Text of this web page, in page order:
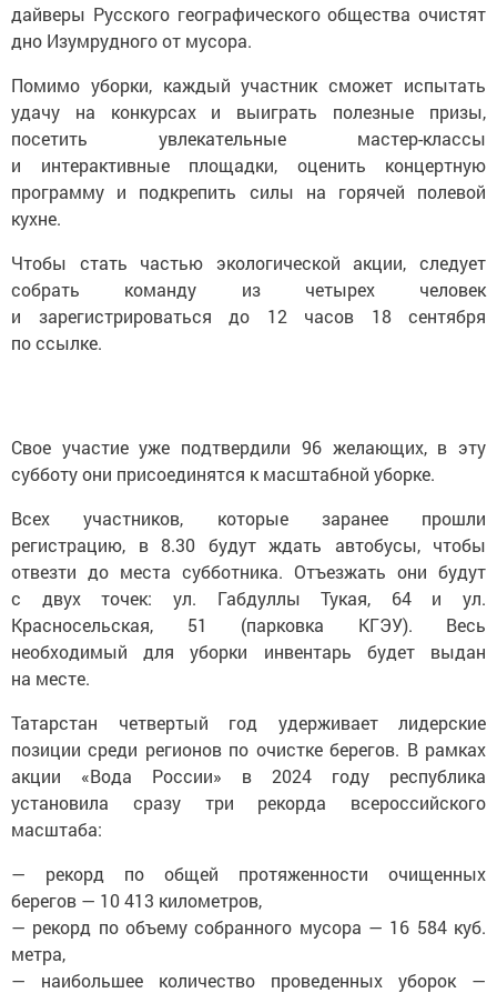
дайверы Русского географического общества очистят
дно Изумрудного от мусора.
Помимо уборки, каждый участник сможет испытать
удачу на конкурсах и выиграть полезные призы,
посетить увлекательные мастер-классы
и интерактивные площадки, оценить концертную
программу и подкрепить силы на горячей полевой
кухне.
Чтобы стать частью экологической акции, следует
собрать команду из четырех человек
и зарегистрироваться до 12 часов 18 сентября
по ссылке.
Свое участие уже подтвердили 96 желающих, в эту
субботу они присоединятся к масштабной уборке.
Всех участников, которые заранее прошли
регистрацию, в 8.30 будут ждать автобусы, чтобы
отвезти до места субботника. Отъезжать они будут
с двух точек: ул. Габдуллы Тукая, 64 и ул.
Красносельская, 51 (парковка КГЭУ). Весь
необходимый для уборки инвентарь будет выдан
на месте.
Татарстан четвертый год удерживает лидерские
позиции среди регионов по очистке берегов. В рамках
акции «Вода России» в 2024 году республика
установила сразу три рекорда всероссийского
масштаба:
— рекорд по общей протяженности очищенных
берегов — 10 413 километров,
— рекорд по объему собранного мусора — 16 584 куб.
метра,
— наибольшее количество проведенных уборок —